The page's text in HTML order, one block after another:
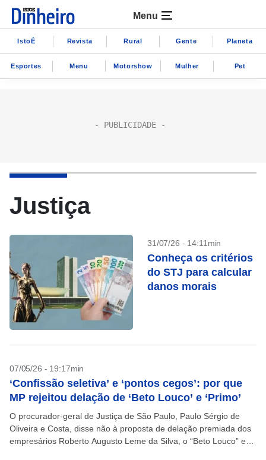
Menu
IstoÉ Revista Rural Gente Planeta
Esportes Menu Motorshow Mulher Pet
Justiça
31/07/26 - 14:11min
Conheça os critérios
do STJ para calcular
danos morais
07/05/26 - 19:17min
‘Confissão seletiva’ e ‘pontos cegos’: por que
MP rejeitou delação de ‘Beto Louco’ e ‘Primo’
O procurador-geral de Justiça de São Paulo, Paulo Sérgio de
Oliveira e Costa, disse não à proposta de delação premiada dos
empresários Roberto Augusto Leme da Silva, o “Beto Louco” e